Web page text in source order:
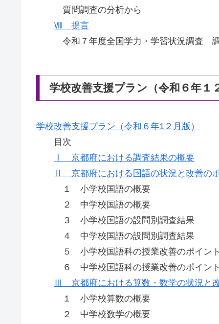
質問調査の分析から
Ⅷ 提言
令和７年度全国学力・学習状況調査 調
学校改善支援プラン（令和６年１
学校改善支援プラン（令和６年1２月版）
目次
Ⅰ 京都府における調査結果の概要
Ⅱ 京都府における国語の状況と改善の
１ 小学校国語の概要
２ 中学校国語の概要
３ 小学校国語の設問別調査結果
４ 中学校国語の設問別調査結果
５ 小学校国語科の授業改善のポイント
６ 中学校国語科の授業改善のポイント
Ⅲ 京都府における算数・数学の状況と
１ 小学校算数の概要
２ 中学校数学の概要